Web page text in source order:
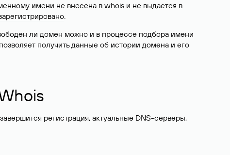
имени не внесена в whois и не выдается в
.
ли домен можно и в процессе подбора имени
получить данные об истории домена и его
регистрация, актуальные DNS-серверы,